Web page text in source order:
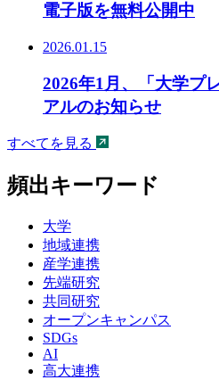
電子版を無料公開中
2026.01.15
2026年1月、「大学プ
アルのお知らせ
すべてを見る
頻出キーワード
大学
地域連携
産学連携
先端研究
共同研究
オープンキャンパス
SDGs
AI
高大連携